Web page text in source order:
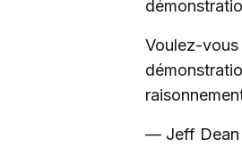
Voulez-vous
— Jeff Dean